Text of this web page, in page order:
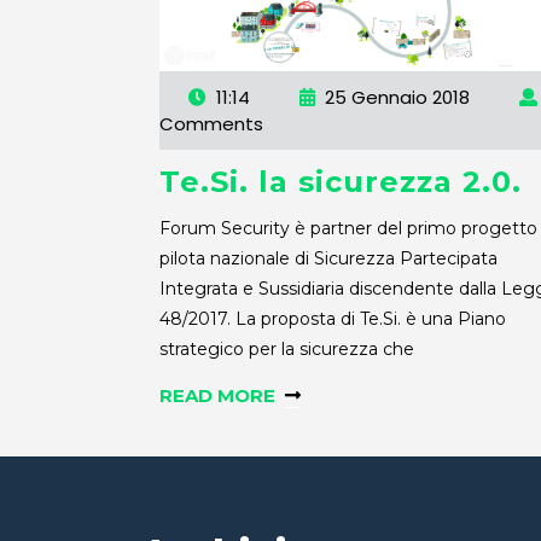
11:14
25 Gennaio 2018
Comments
Te.Si. la sicurezza 2.0.
Forum Security è partner del primo progetto
pilota nazionale di Sicurezza Partecipata
Integrata e Sussidiaria discendente dalla
48/2017. La proposta di Te.Si. è una Piano
strategico per la sicurezza che
READ MORE